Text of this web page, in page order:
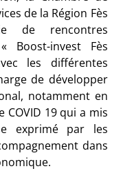
de la Région Fès
de rencontres
Boost-invest Fès
les différentes
de développer
notamment en
COVID 19 qui a mis
exprimé par les
dans